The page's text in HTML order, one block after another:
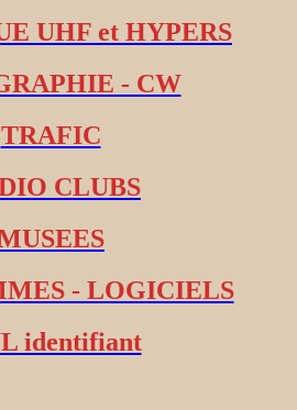
UHF et HYPERS
- CW
TRAFIC
CLUBS
- LOGICIELS
identifiant